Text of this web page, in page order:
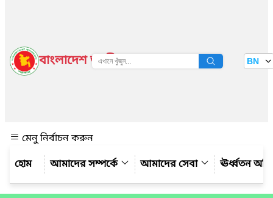
বাংলাদেশ জাতীয় তথ্য বাতায়ন BN
মেনু নির্বাচন করুন
আমাদের সম্পর্কে
আমাদের সেবা ঊর্ধ্বতন